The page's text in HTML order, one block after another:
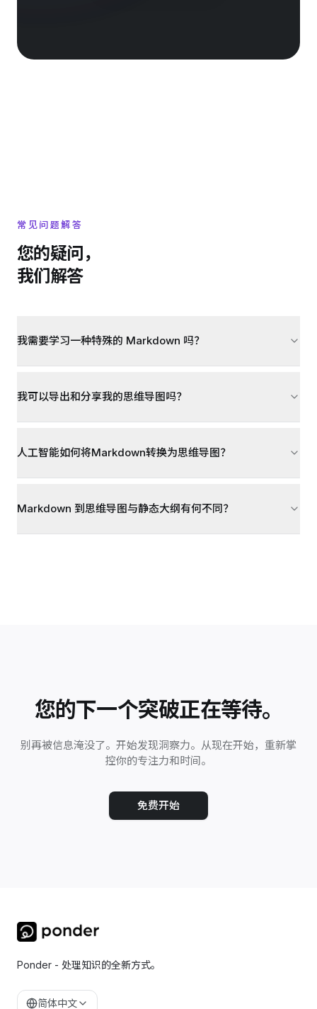
常见问题解答
您的疑问，
我们解答
我需要学习一种特殊的 Markdown 吗？
我可以导出和分享我的思维导图吗？
人工智能如何将Markdown转换为思维导图？
Markdown 到思维导图与静态大纲有何不同？
您的下一个突破正在等待。
别再被信息淹没了。开始发现洞察力。从现在开始，重新掌
控你的专注力和时间。
免费开始
Ponder - 处理知识的全新方式。
简体中文